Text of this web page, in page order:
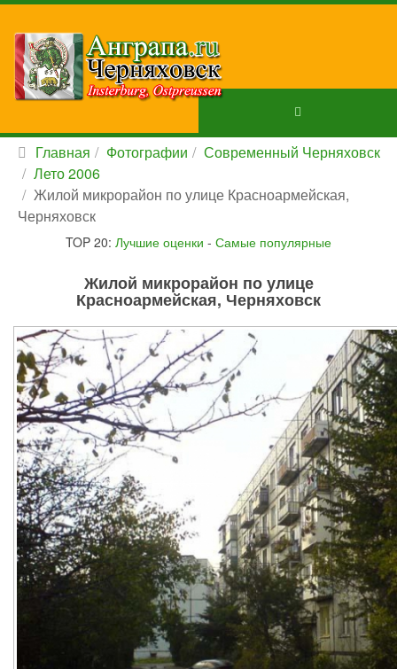
Главная Фотографии
Современный Черняховск
Лето 2006
Жилой микрорайон по улице Красноармейская,
Черняховск
TOP 20: Лучшие оценки - Самые популярные
Жилой микрорайон по улице
Красноармейская, Черняховск